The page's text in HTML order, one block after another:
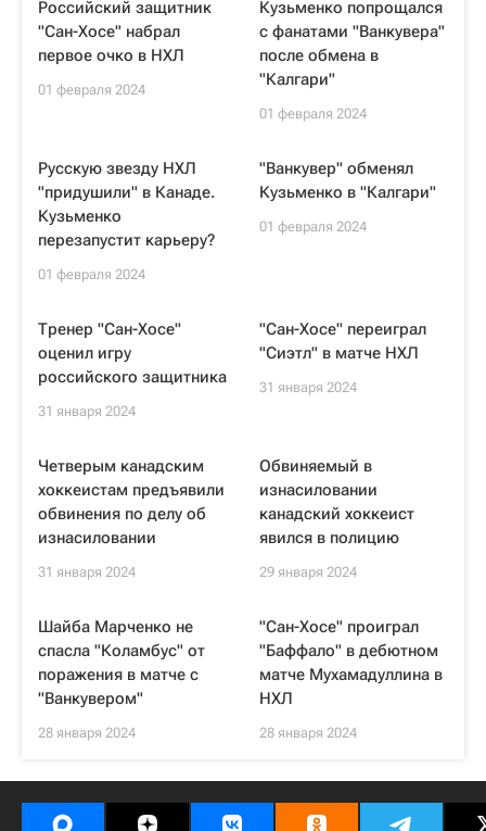
Российский защитник
"Сан-Хосе" набрал
первое очко в НХЛ
01 февраля 2024
Кузьменко попрощался
с фанатами "Ванкувера"
после обмена в
"Калгари"
01 февраля 2024
Русскую звезду НХЛ
"придушили" в Канаде.
Кузьменко
перезапустит карьеру?
01 февраля 2024
"Ванкувер" обменял
Кузьменко в "Калгари"
01 февраля 2024
Тренер "Сан-Хосе"
оценил игру
российского защитника
31 января 2024
"Сан-Хосе" переиграл
"Сиэтл" в матче НХЛ
31 января 2024
Четверым канадским
хоккеистам предъявили
обвинения по делу об
изнасиловании
31 января 2024
Обвиняемый в
изнасиловании
канадский хоккеист
явился в полицию
29 января 2024
Шайба Марченко не
спасла "Коламбус" от
поражения в матче с
"Ванкувером"
28 января 2024
"Сан-Хосе" проиграл
"Баффало" в дебютном
матче Мухамадуллина в
НХЛ
28 января 2024